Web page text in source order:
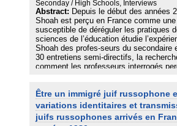
Seconday / High Schools, Interviews
Abstract: Depuis le début des années
Shoah est perçu en France comme
susceptible de déréguler les pratiques
sciences de l’éducation étudie
Shoah des profes-seurs du secondaire
30 entretiens semi-directifs, la
comment les professeurs interrogés
saturation présumée, antisémitisme,
aussi concurrence entre les savoirs
côté des enseignants, apparaît
divisant davantage qu’elle ne fédère
Être un immigré juif russophone
variations identitaires et
juifs russophones arrivés en